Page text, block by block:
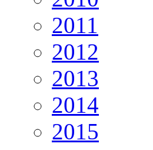
2011
2012
2013
2014
2015